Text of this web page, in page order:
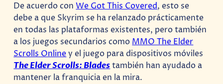
De acuerdo conWe Got This Covered, esto se
debe a que Skyrim se ha relanzado prácticamente
en todas las plataformas existentes, pero también
a los juegos secundarios como MMO The Elder
Scrolls Onliney el juego para dispositivos móviles
The Elder Scrolls: Bladestambién han ayudado a
mantener la franquicia en la mira.